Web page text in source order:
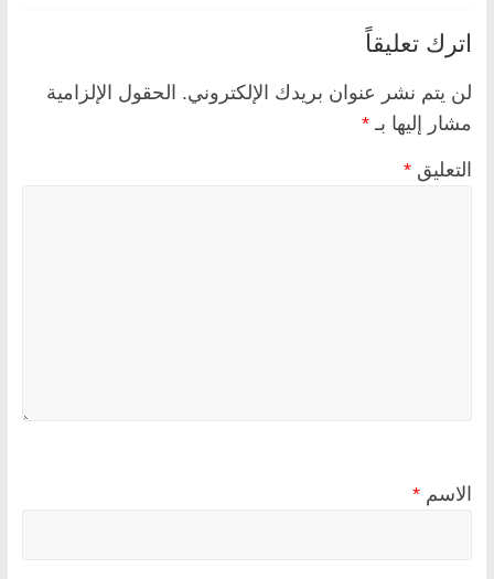
اترك تعليقاً
لن يتم نشر عنوان بريدك الإلكتروني. الحقول الإلزامية
مشار إليها بـ *
التعليق *
الاسم *